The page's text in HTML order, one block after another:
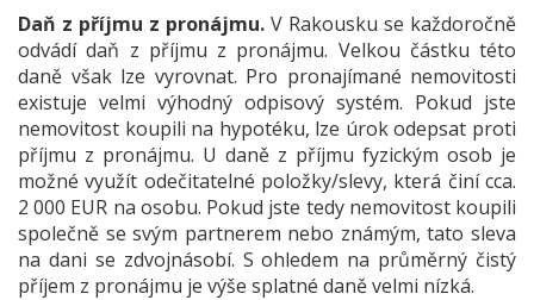
Daň z příjmu z pronájmu. V Rakousku se každoročně
odvádí daň z příjmu z pronájmu. Velkou částku této
daně však lze vyrovnat. Pro pronajímané nemovitosti
existuje velmi výhodný odpisový systém. Pokud jste
nemovitost koupili na hypotéku, lze úrok odepsat proti
příjmu z pronájmu. U daně z příjmu fyzickým osob je
možné využít odečitatelné položky/slevy, která činí cca.
2 000 EUR na osobu. Pokud jste tedy nemovitost koupili
společně se svým partnerem nebo známým, tato sleva
na dani se zdvojnásobí. S ohledem na průměrný čistý
příjem z pronájmu je výše splatné daně velmi nízká.